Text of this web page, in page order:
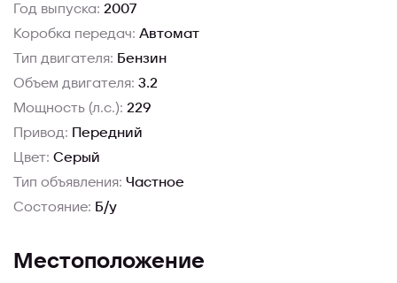
Год выпуска: 2007
Коробка передач: Автомат
Тип двигателя: Бензин
Объем двигателя: 3.2
Мощность (л.с.): 229
Привод: Передний
Цвет: Серый
Тип объявления: Частное
Состояние: Б/у
Местоположение